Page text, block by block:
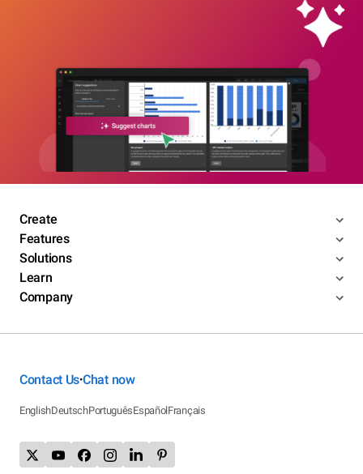
Create
Features
Solutions
Learn
Company
Contact Us•Chat now
EnglishDeutschPortuguêsEspañolFrançais